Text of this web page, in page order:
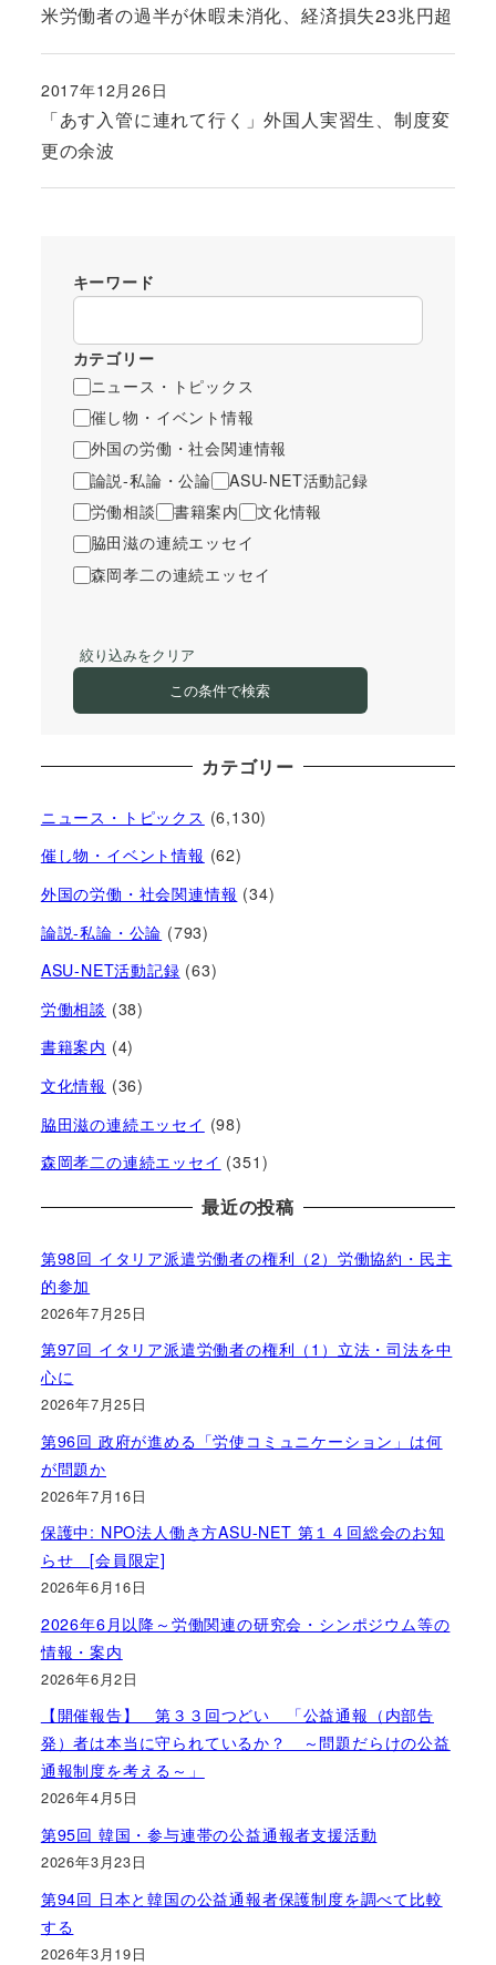
米労働者の過半が休暇未消化、経済損失23兆円超
「あす入管に連れて行く」外国人実習生、制度変
更の余波
投稿日
2017年12月26日
キーワード
カテゴリー
ニュース・トピックス
催し物・イベント情報
外国の労働・社会関連情報
論説-私論・公論
ASU-NET活動記録
労働相談
書籍案内
文化情報
脇田滋の連続エッセイ
森岡孝二の連続エッセイ
絞り込みをクリア
この条件で検索
カテゴリー
ニュース・トピックス (6,130)
催し物・イベント情報 (62)
外国の労働・社会関連情報 (34)
論説-私論・公論 (793)
ASU-NET活動記録 (63)
労働相談 (38)
書籍案内 (4)
文化情報 (36)
脇田滋の連続エッセイ (98)
森岡孝二の連続エッセイ (351)
最近の投稿
第98回 イタリア派遣労働者の権利（2）労働協約・民主
的参加
2026年7月25日
第97回 イタリア派遣労働者の権利（1）立法・司法を中
心に
2026年7月25日
第96回 政府が進める「労使コミュニケーション」は何
が問題か
2026年7月16日
保護中: NPO法人働き方ASU-NET 第１４回総会のお知
らせ [会員限定]
2026年6月16日
2026年6月以降～労働関連の研究会・シンポジウム等の
情報・案内
2026年6月2日
【開催報告】 第３３回つどい 「公益通報（内部告
発）者は本当に守られているか？ ～問題だらけの公益
通報制度を考える～」
2026年4月5日
第95回 韓国・参与連帯の公益通報者支援活動
2026年3月23日
第94回 日本と韓国の公益通報者保護制度を調べて比較
する
2026年3月19日